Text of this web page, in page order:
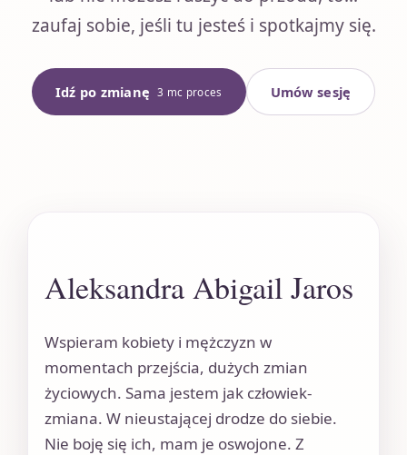
zaufaj sobie, jeśli tu jesteś i spotkajmy się.
Idź po zmianę 3 mc proces Umów sesję
Aleksandra Abigail Jaros
Wspieram kobiety i mężczyzn w
momentach przejścia, dużych zmian
życiowych. Sama jestem jak człowiek-
zmiana. W nieustającej drodze do siebie.
Nie boję się ich, mam je oswojone. Z